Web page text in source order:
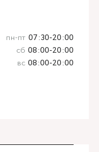
пн-пт 07:30-20:00
сб 08:00-20:00
вс 08:00-20:00